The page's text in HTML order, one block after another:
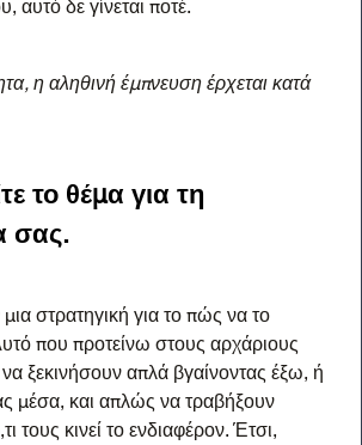
αυτό δε γίνεται ποτέ.
η αληθινή έμπνευση έρχεται κατά
το θέμα για τη
σας.
στρατηγική για το πώς να το
που προτείνω στους αρχάριους
να ξεκινήσουν απλά βγαίνοντας έξω, ή
μέσα, και απλώς να τραβήξουν
τους κινεί το ενδιαφέρον. Έτσι,